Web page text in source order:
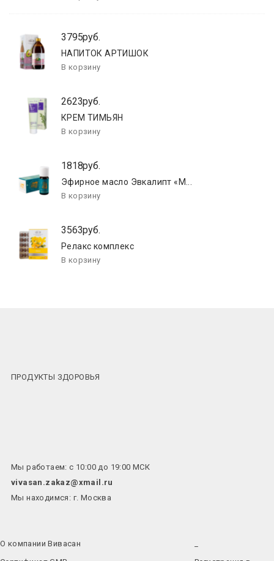
3795руб.
НАПИТОК АРТИШОК
2623руб.
КРЕМ ТИМЬЯН
1818руб.
Эфирное масло Эвкалипт «М...
3563руб.
Релакс комплекс
ПРОДУКТЫ ЗДОРОВЬЯ
Мы работаем: с 10:00 до 19:00 МСК
vivasan.zakaz@xmail.ru
Мы находимся: г. Москва
О компании Вивасан